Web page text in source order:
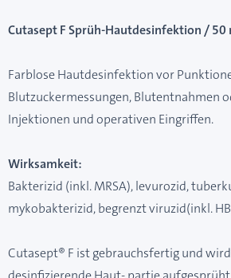
Cutasept F Sprüh-Hautdesinfektion / 50
Farblose Hautdesinfektion vor
Blutzuckermessungen, Blutentnahmen
Injektionen und operativen Eingriffen.
Wirksamkeit:
Bakterizid (inkl. MRSA), levurozid,
mykobakterizid, begrenzt viruzid(inkl.
Cutasept® F ist gebrauchsfertig und